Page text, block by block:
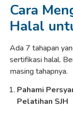
Cara
Halal
Ada 7 tahapan
sertifikasi halal.
masing tahapnya.
Pahami
Pelatihan SJH